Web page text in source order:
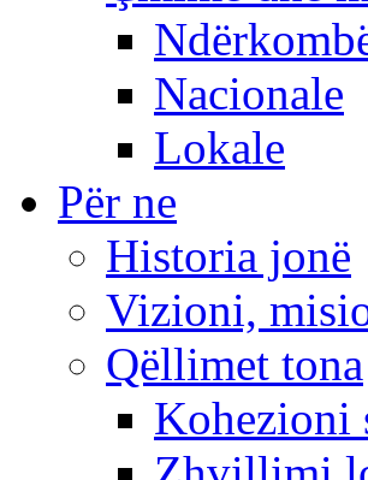
Nacionale
Lokale
Për ne
Historia jonë
Vizioni,
Qëllimet tona
Kohezioni